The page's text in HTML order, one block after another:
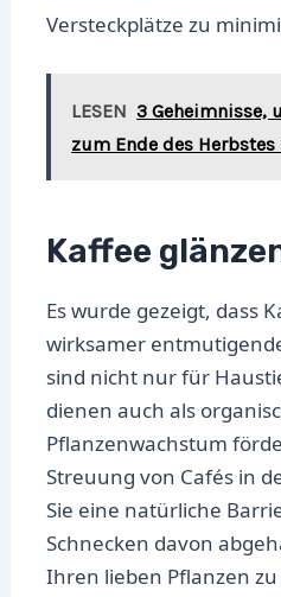
Versteckplätze zu
LESEN 3 Geheimnisse,
zum Ende des
Kaffee
Es wurde gezeigt, dass
wirksamer
sind nicht nur für
dienen auch als
Pflanzenwachstum
Streuung von Cafés in
Sie eine natürliche
Schnecken davon
Ihren lieben Pflanzen